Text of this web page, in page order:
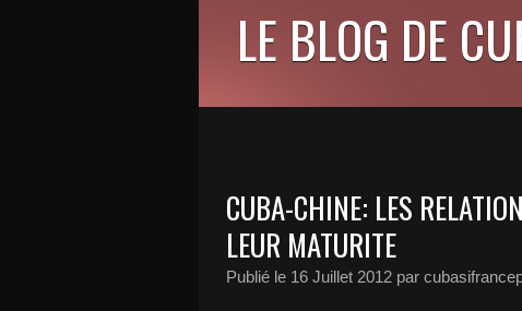
LE BLOG DE
CUBA-CHINE: LES
LEUR MATURITE
Publié le 16 Juillet 2012 par